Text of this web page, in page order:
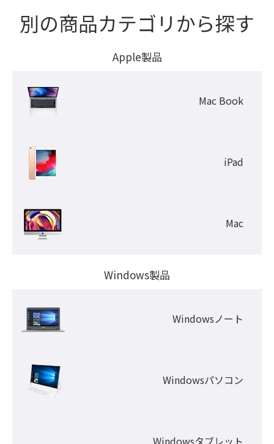
別の商品カテゴリから探す
Apple製品
Mac Book
iPad
Mac
Windows製品
Windowsノート
Windowsパソコン
Windowsタブレット